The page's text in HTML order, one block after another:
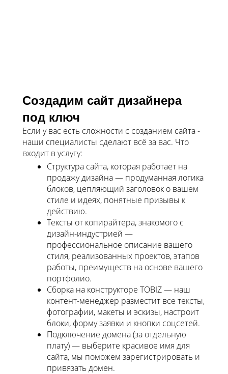
Создадим сайт дизайнера
под ключ
Если у вас есть сложности с созданием сайта -
наши специалисты сделают всё за вас. Что
входит в услугу:
Структура сайта, которая работает на
продажу дизайна — продуманная логика
блоков, цепляющий заголовок о вашем
стиле и идеях, понятные призывы к
действию.
Тексты от копирайтера, знакомого с
дизайн-индустрией —
профессиональное описание вашего
стиля, реализованных проектов, этапов
работы, преимуществ на основе вашего
портфолио.
Сборка на конструкторе TOBIZ — наш
контент-менеджер разместит все тексты,
фотографии, макеты и эскизы, настроит
блоки, форму заявки и кнопки соцсетей.
Подключение домена (за отдельную
плату) — выберите красивое имя для
сайта, мы поможем зарегистрировать и
привязать домен.